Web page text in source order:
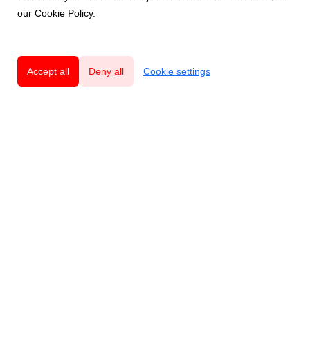
our Cookie Policy.
Accept all Deny all Cookie settings